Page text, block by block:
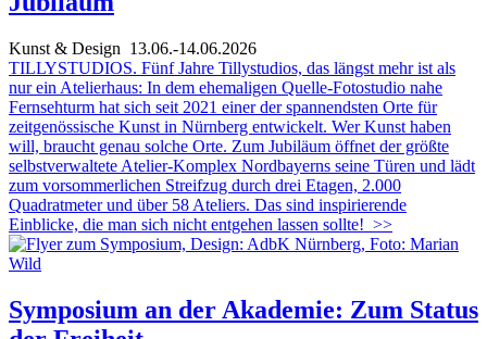
Kunst & Design 13.06.-14.06.2026
TILLYSTUDIOS. Fünf Jahre Tillystudios, das längst mehr ist als
nur ein Atelierhaus: In dem ehemaligen Quelle-Fotostudio nahe
Fernsehturm hat sich seit 2021 einer der spannendsten Orte für
zeitgenössische Kunst in Nürnberg entwickelt. Wer Kunst haben
will, braucht genau solche Orte. Zum Jubiläum öffnet der größte
selbstverwaltete Atelier-Komplex Nordbayerns seine Türen und lädt
zum vorsommerlichen Streifzug durch drei Etagen, 2.000
Quadratmeter und über 58 Ateliers. Das sind inspirierende
Einblicke, die man sich nicht entgehen lassen sollte! >>
Symposium an der Akademie: Zum Status